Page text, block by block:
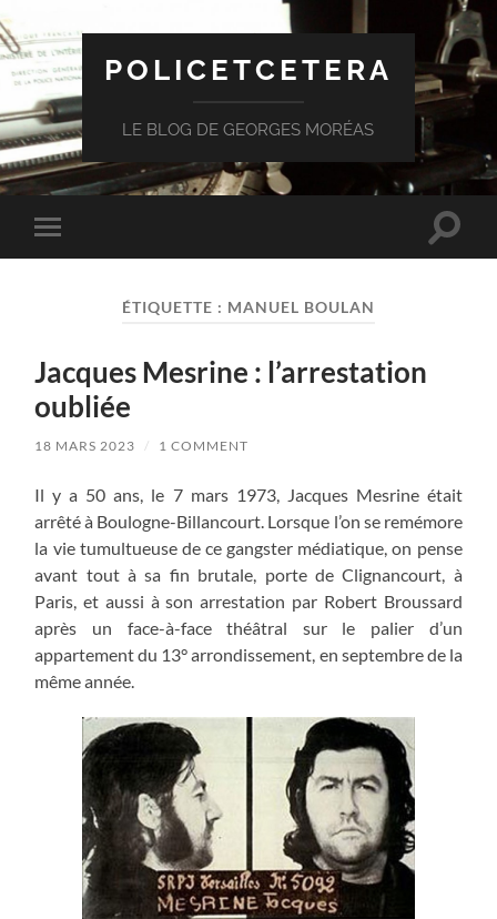
POLICETCETERA
LE BLOG DE GEORGES MORÉAS
Toggle
mobile
Toggle
ÉTIQUETTE : MANUEL BOULAN
Jacques Mesrine : l’arrestation
oubliée
18 MARS 2023 / 1 COMMENT
Il y a 50 ans, le 7 mars 1973, Jacques Mesrine était
arrêté à Boulogne-Billancourt. Lorsque l’on se remémore
la vie tumultueuse de ce gangster médiatique, on pense
avant tout à sa fin brutale, porte de Clignancourt, à
Paris, et aussi à son arrestation par Robert Broussard
après un face-à-face théâtral sur le palier d’un
appartement du 13° arrondissement, en septembre de la
même année.